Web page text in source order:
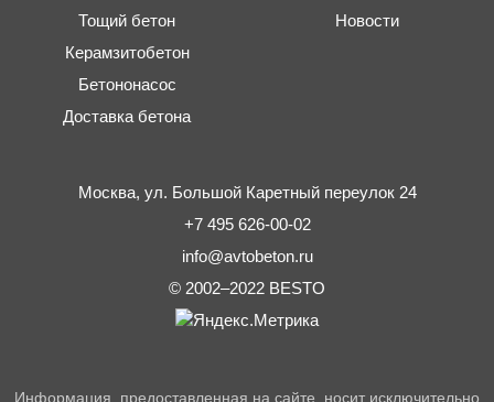
Тощий бетон
Керамзитобетон
Бетононасос
Доставка бетона
Новости
Москва, ул. Большой Каретный переулок 24
+7 495 626-00-02
info@avtobeton.ru
© 2002–2022 BESTO
Информация, предоставленная на сайте, носит исключительно